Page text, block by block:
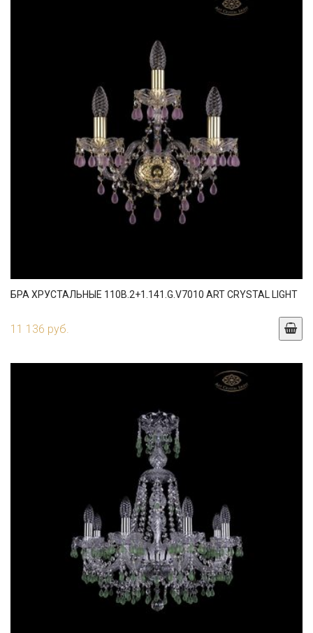
БРА ХРУСТАЛЬНЫЕ 110B.2+1.141.G.V7010 ART CRYSTAL LIGHT
11 136 руб.